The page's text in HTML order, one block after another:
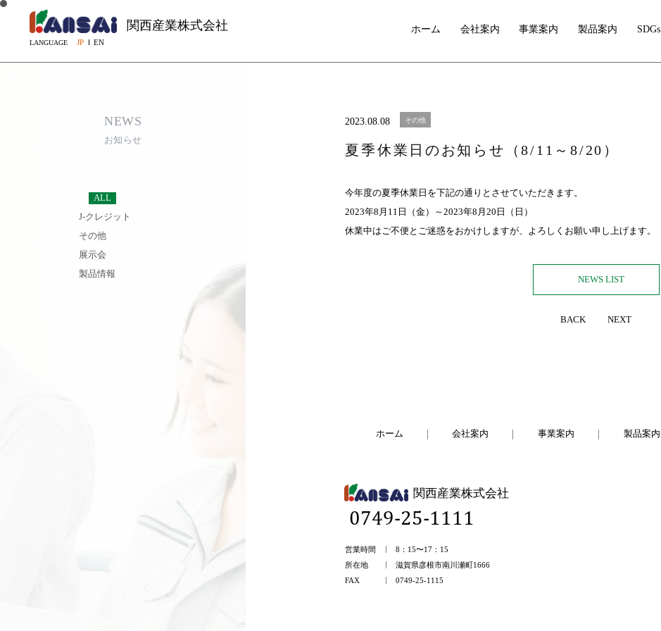
関西産業株式会社
LANGUAGE JP EN
ホーム 会社案内 事業案内 製品案内 SDGs
NEWS
お知らせ
ALL
J-クレジット
その他
展示会
製品情報
2023.08.08 その他
夏季休業日のお知らせ（8/11～8/20）
今年度の夏季休業日を下記の通りとさせていただきます。
2023年8月11日（金）～2023年8月20日（日）
休業中はご不便とご迷惑をおかけしますが、よろしくお願い申し上げます。
NEWS LIST
BACK NEXT
関西産業株式会社
0749-25-1111
営業時間
8：15〜17：15
所在地
滋賀県彦根市南川瀬町1666
FAX
0749-25-1115
ホーム 会社案内 事業案内 製品案内